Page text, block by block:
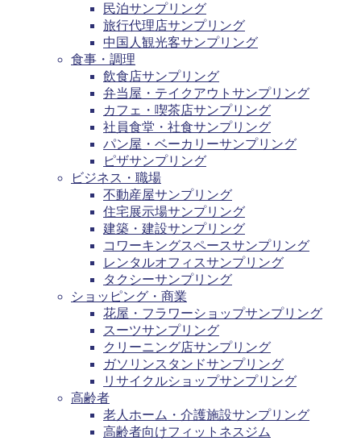
民泊サンプリング
旅行代理店サンプリング
中国人観光客サンプリング
食事・調理
飲食店サンプリング
弁当屋・テイクアウトサンプリング
カフェ・喫茶店サンプリング
社員食堂・社食サンプリング
パン屋・ベーカリーサンプリング
ピザサンプリング
ビジネス・職場
不動産屋サンプリング
住宅展示場サンプリング
建築・建設サンプリング
コワーキングスペースサンプリング
レンタルオフィスサンプリング
タクシーサンプリング
ショッピング・商業
花屋・フラワーショップサンプリング
スーツサンプリング
クリーニング店サンプリング
ガソリンスタンドサンプリング
リサイクルショップサンプリング
高齢者
老人ホーム・介護施設サンプリング
高齢者向けフィットネスジム